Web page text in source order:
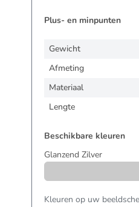
Plus- en minpunten
Gewicht
Afmeting
Materiaal
Lengte
Beschikbare kleuren
Glanzend Zilver
Kleuren op uw